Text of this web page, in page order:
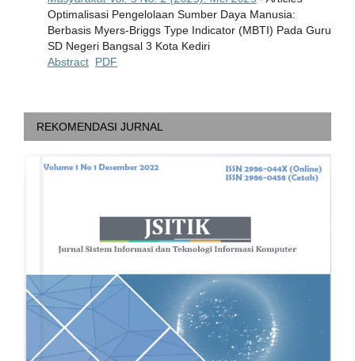
Optimalisasi Pengelolaan Sumber Daya Manusia:
Berbasis Myers-Briggs Type Indicator (MBTI) Pada Guru
SD Negeri Bangsal 3 Kota Kediri
Abstract PDF
REKOMENDASI JURNAL